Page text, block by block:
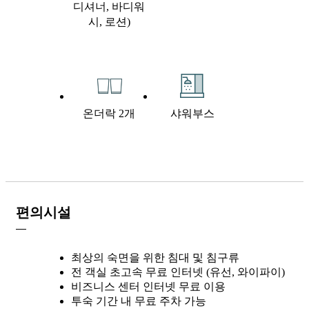
디셔너, 바디워
시, 로션)
온더락 2개 샤워부스
편의시설
최상의 숙면을 위한 침대 및 침구류
전 객실 초고속 무료 인터넷 (유선, 와이파이)
비즈니스 센터 인터넷 무료 이용
투숙 기간 내 무료 주차 가능